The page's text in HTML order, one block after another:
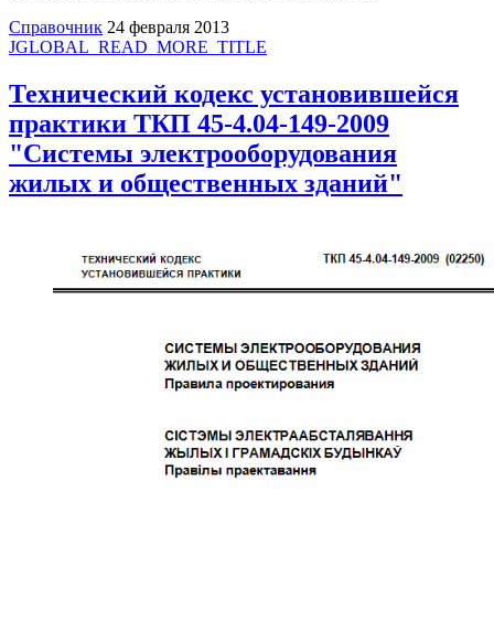
Справочник 24 февраля 2013
JGLOBAL_READ_MORE_TITLE
Технический кодекс установившейся
практики ТКП 45-4.04-149-2009
"Системы электрооборудования
жилых и общественных зданий"